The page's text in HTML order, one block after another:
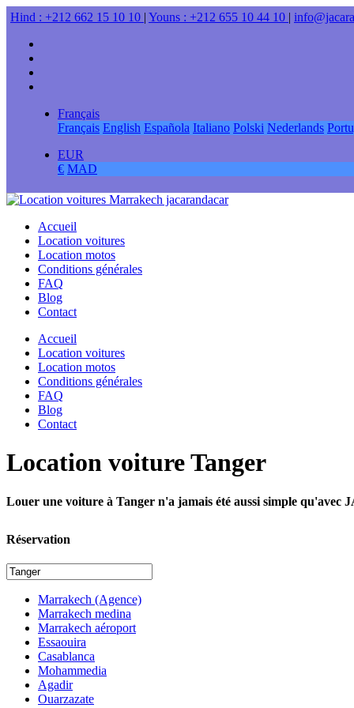
Hind : +212 662 15 10 10 | Youns : +212 655 10 44 10 |
Français
Français English Española Italiano Polski Nederlands
EUR
€ MAD
Accueil
Location voitures
Location motos
Conditions générales
FAQ
Blog
Contact
Accueil
Location voitures
Location motos
Conditions générales
FAQ
Blog
Contact
Location voiture Tanger
Louer une voiture à Tanger n'a jamais été aussi simple
Réservation
Marrakech (Agence)
Marrakech medina
Marrakech aéroport
Essaouira
Casablanca
Mohammedia
Agadir
Ouarzazate